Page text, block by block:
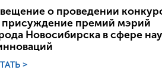
о проведении
присуждение премий мэрий
Новосибирска в сфере
>